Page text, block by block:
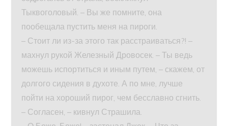
Тыквоголовый. – Вы же помните, она
пообещала пустить меня на пироги.
– Стоит ли из-за этого так расстраиваться?! –
махнул рукой Железный Дровосек. – Ты ведь
можешь испортиться и иным путем, – скажем, от
долгого сидения в духоте. А по мне, лучше
пойти на хороший пирог, чем бесславно сгнить.
– Согласен, – кивнул Страшила.